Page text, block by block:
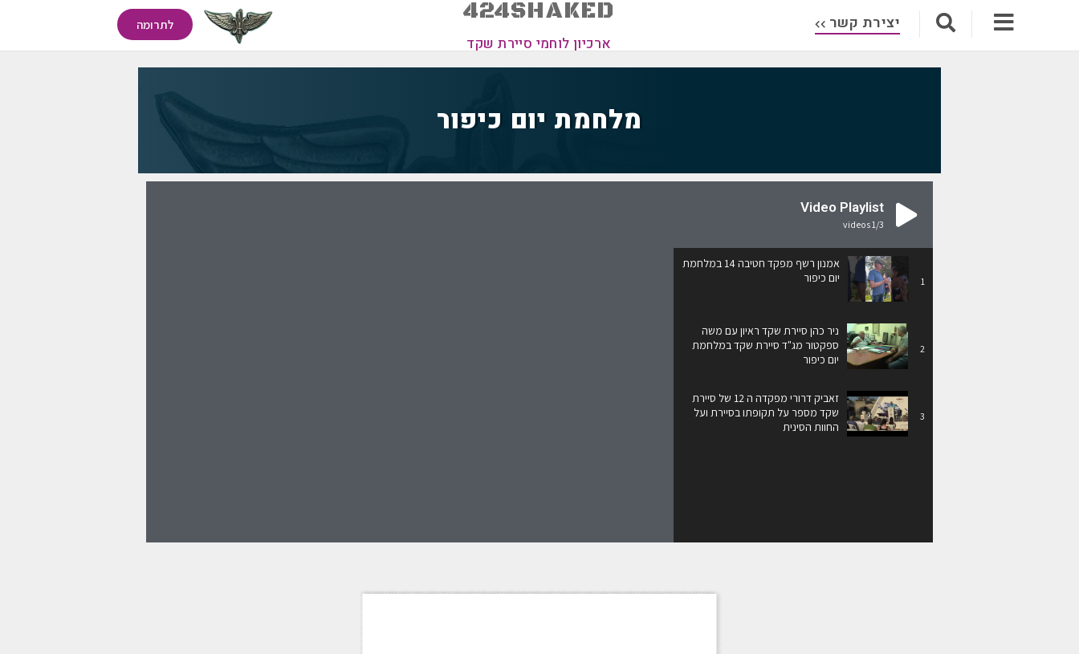
יצירת קשר 424SHAKED
ארכיון לוחמי סיירת שקד
לתרומה
מלחמת יום כיפור
Video Playlist
1/3
videos
1
אמנון רשף מפקד חטיבה 14 במלחמת
יום כיפור
2
ניר כהן סיירת שקד ראיון עם משה
ספקטור מג"ד סיירת שקד במלחמת
יום כיפור
3
זאביק דרורי מפקדה ה 12 של סיירת
שקד מספר על תקופתו בסיירת ועל
החוות הסינית